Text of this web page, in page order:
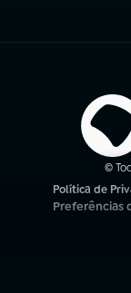
©
Política de
(abre em nova
Preferências